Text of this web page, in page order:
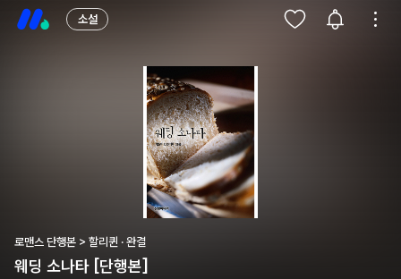
소설
로맨스 단행본 > 할리퀸 · 완결
웨딩 소나타 [단행본]